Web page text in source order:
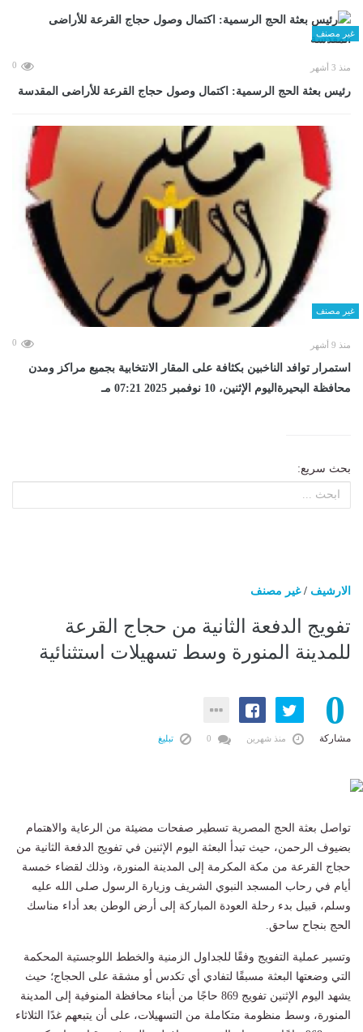
غير مصنف
منذ 3 أشهر 0
رئيس بعثة الحج الرسمية: اكتمال وصول حجاج القرعة للأراضى المقدسة
غير مصنف
منذ 9 أشهر 0
استمرار توافد الناخبين بكثافة على المقار الانتخابية بجميع مراكز ومدن
محافظة البحيرةاليوم الإثنين، 10 نوفمبر 2025 07:21 مـ
بحث سريع:
الارشيف /غير مصنف
تفويج الدفعة الثانية من حجاج القرعة
للمدينة المنورة وسط تسهيلات استثنائية
0
مشاركة منذ شهرين تبليغ
تواصل بعثة الحج المصرية تسطير صفحات مضيئة من الرعاية والاهتمام
بضيوف الرحمن، حيث تبدأ البعثة اليوم الإثنين في تفويج الدفعة الثانية من
حجاج القرعة من مكة المكرمة إلى المدينة المنورة، وذلك لقضاء خمسة
أيام في رحاب المسجد النبوي الشريف وزيارة الرسول صلى الله عليه
وسلم، قبيل بدء رحلة العودة المباركة إلى أرض الوطن بعد أداء مناسك
الحج بنجاح ساحق.
وتسير عملية التفويج وفقًا للجداول الزمنية والخطط اللوجستية المحكمة
التي وضعتها البعثة مسبقًا لتفادي أي تكدس أو مشقة على الحجاج؛ حيث
يشهد اليوم الإثنين تفويج 869 حاجًا من أبناء محافظة المنوفية إلى المدينة
المنورة، وسط منظومة متكاملة من التسهيلات، على أن يتبعهم غدًا الثلاثاء